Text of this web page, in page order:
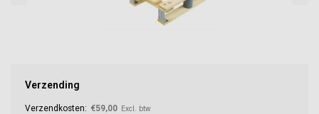
Verzending
Verzendkosten: €59,00 Excl. btw